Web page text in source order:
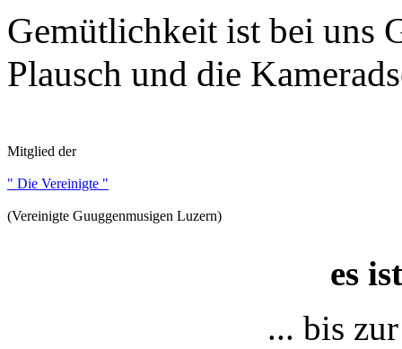
Gemütlichkeit ist bei uns
Plausch und die
Mitglied der
" Die Vereinigte "
(Vereinigte Guuggenmusigen Luzern)
es
... bis